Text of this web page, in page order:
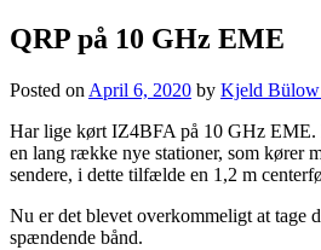
QRP på 10 GHz EME
Posted on April 6, 2020 by Kjeld Bülow
Har lige kørt IZ4BFA på 10 GHz EME.
en lang række nye stationer, som kører
sendere, i dette tilfælde en 1,2 m
Nu er det blevet overkommeligt at tage
spændende bånd.